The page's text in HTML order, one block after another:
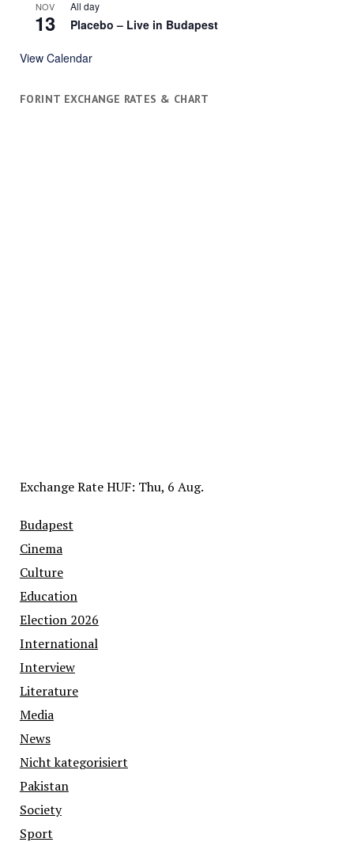
NOV
13
All day
Placebo – Live in Budapest
View Calendar
FORINT EXCHANGE RATES & CHART
Exchange RateHUF: Thu, 6 Aug.
Budapest
Cinema
Culture
Education
Election 2026
International
Interview
Literature
Media
News
Nicht kategorisiert
Pakistan
Society
Sport